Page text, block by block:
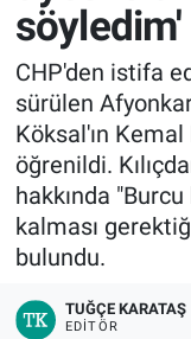
söyledim'
CHP'den istifa
sürülen
Köksal'ın
öğrenildi.
hakkında
kalması
bulundu.
TUĞÇE KARATAŞ
EDITÖR
ÖZEL HABER
Keşfet
ASTROLOJİ
MANŞET